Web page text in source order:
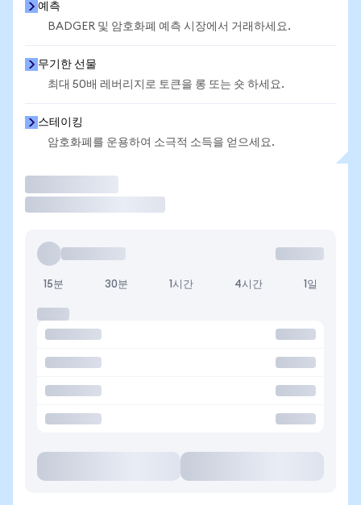
예측
BADGER 및 암호화폐 예측 시장에서 거래하세요.
무기한 선물
최대 50배 레버리지로 토큰을 롱 또는 숏 하세요.
스테이킹
암호화폐를 운용하여 소극적 소득을 얻으세요.
15분 30분 1시간 4시간 1일